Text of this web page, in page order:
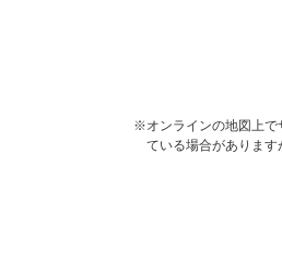
※オンラインの地図上で
ている場合があります